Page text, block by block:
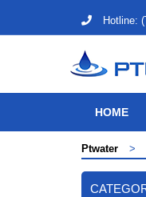
Hotline:
HOME
Ptwater >